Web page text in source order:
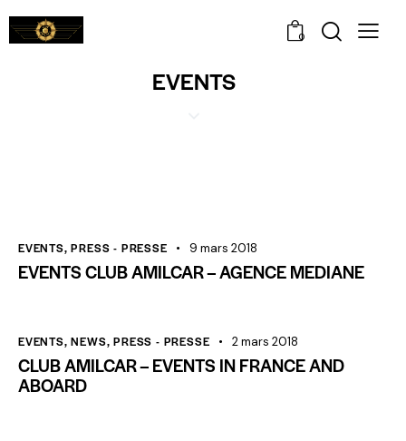
0
EVENTS
EVENTS,PRESS - PRESSE 9 mars 2018
EVENTS CLUB AMILCAR – AGENCE MEDIANE
EVENTS,NEWS,PRESS - PRESSE 2 mars 2018
CLUB AMILCAR – EVENTS IN FRANCE AND
ABOARD